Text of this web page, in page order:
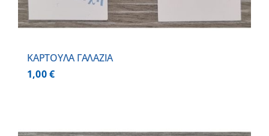
ΚΑΡΤΟΥΛΑ ΓΑΛΑΖΙΑ
1,00€